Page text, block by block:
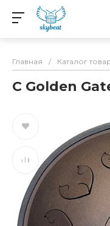
Главная / Каталог
C Golden